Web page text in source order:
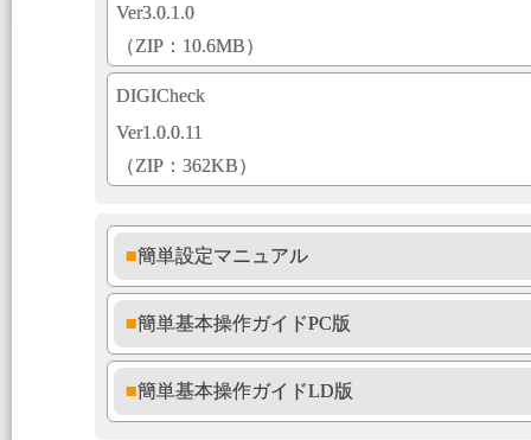
Ver3.0.1.0
（ZIP：10.6MB）
DIGICheck
Ver1.0.0.11
（ZIP：362KB）
■簡単設定マニュアル
■簡単基本操作ガイドPC版
■簡単基本操作ガイドLD版